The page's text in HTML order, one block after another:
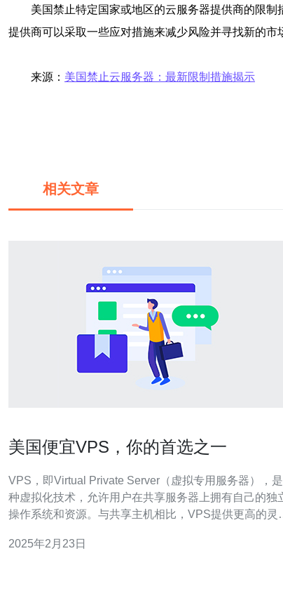
美国禁止特定国家或地区的云服务器提供商的限
提供商可以采取一些应对措施来减少风险并寻找新的市
来源： 美国禁止云服务器：最新限制措施揭示
相关文章
美国便宜VPS，你的首选之一
VPS，即Virtual Private Server（虚拟专用服务器），
种虚拟化技术，允许用户在共享服务器上拥有自己的独
操作系统和资源。与共享主机相比，VPS提供更高的灵
中心。选择美国VPS可以获得更快的网站加载速度和更稳
2025年2月23日